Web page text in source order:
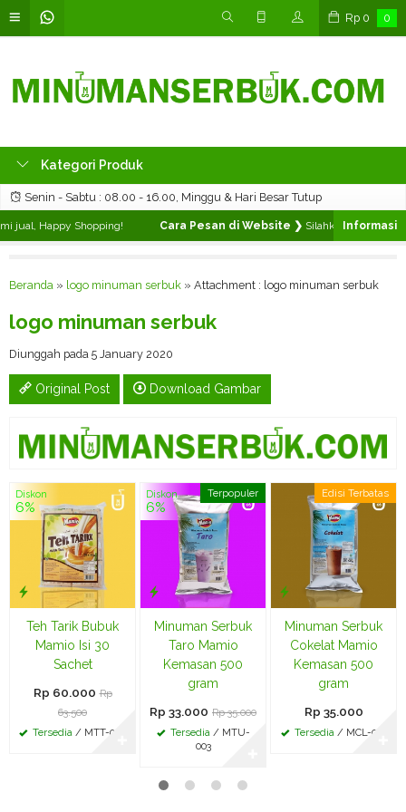
Rp 0 0
Kategori Produk
Senin - Sabtu : 08.00 - 16.00, Minggu & Hari Besar Tutup
jual, Happy Shopping! Cara Pesan di Website ❯Silahkan pilih produk
Beranda » logo minuman serbuk » Attachment : logo minuman serbuk
logo minuman serbuk
Diunggah pada 5 January 2020
Original Post Download Gambar
Diskon
6%
Teh Tarik Bubuk
Mamio Isi 30
Sachet
Rp 60.000 Rp
63.500
Tersedia / MTT-002
Terpopuler
Diskon
6%
Minuman Serbuk
Taro Mamio
Kemasan 500
gram
Rp 33.000 Rp 35.000
Tersedia/ MTU-
003
Edisi Terbatas
Minuman Serbuk
Cokelat Mamio
Kemasan 500
gram
Rp 35.000
Tersedia/ MCL-003